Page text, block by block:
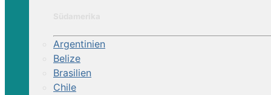
Argentinien
Belize
Brasilien
Chile